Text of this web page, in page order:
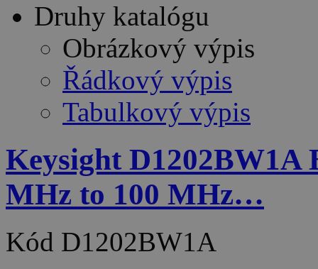
Druhy katalógu
Obrázkový výpis
Řádkový výpis
Tabulkový výpis
Keysight D1202BW1A
MHz to 100 MHz…
Kód D1202BW1A